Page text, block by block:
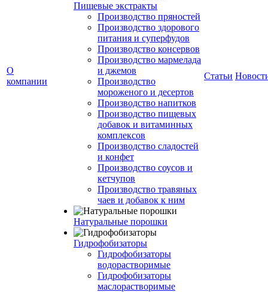
О
компании
Пищевые экстракты
Производство пряностей
Производство здорового
питания и суперфудов
Производство консервов
Производство мармелада
и джемов
Производство
мороженого и десертов
Производство напитков
Производство пищевых
добавок и витаминных
комплексов
Производство сладостей
и конфет
Производство соусов и
кетчупов
Производство травяных
чаев и добавок к ним
Натуральные порошки
Гидрофобизаторы
Гидрофобизаторы
водорастворимые
Гидрофобизаторы
маслорастворимые
Статьи